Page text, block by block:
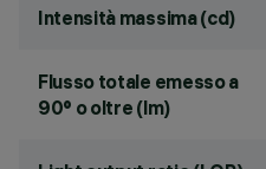
Intensità massima (cd)
Flusso totale emesso a
90° o oltre (lm)